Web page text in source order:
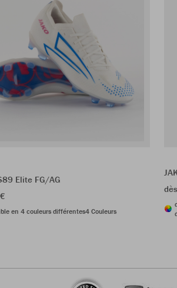
Elite FG/AG
en 4 couleurs différentes4 Couleurs